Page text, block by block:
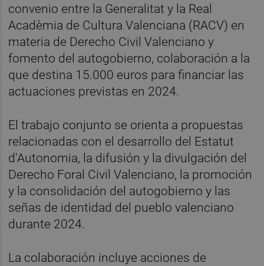
convenio entre la Generalitat y la Real
Acadèmia de Cultura Valenciana (RACV) en
materia de Derecho Civil Valenciano y
fomento del autogobierno, colaboración a la
que destina 15.000 euros para financiar las
actuaciones previstas en 2024.
El trabajo conjunto se orienta a propuestas
relacionadas con el desarrollo del Estatut
d'Autonomia, la difusión y la divulgación del
Derecho Foral Civil Valenciano, la promoción
y la consolidación del autogobierno y las
señas de identidad del pueblo valenciano
durante 2024.
La colaboración incluye acciones de